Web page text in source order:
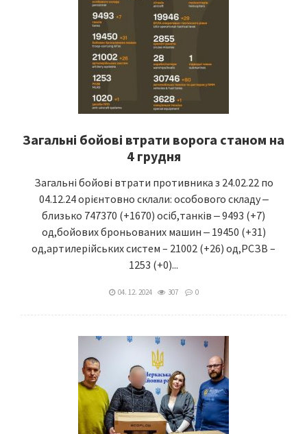
Загальні бойові втрати ворога станом на
4 грудня
Загальні бойові втрати противника з 24.02.22 по
04.12.24 орієнтовно склали: особового складу ‒
близько 747370 (+1670) осіб,танків ‒ 9493 (+7)
од,бойових броньованих машин ‒ 19450 (+31)
од,артилерійських систем – 21002 (+26) од,РСЗВ –
1253 (+0)...
04. 12. 2024 307 0